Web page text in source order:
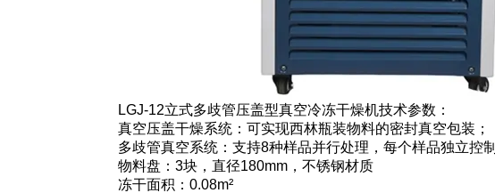
LGJ-12立式多歧管压盖型真空冷冻干燥机技术参数：
真空压盖干燥系统：可实现西林瓶装物料的密封真空包装；
多歧管真空系统：支持8种样品并行处理，每个样品独立控制
物料盘：3块，直径180mm，不锈钢材质
冻干面积：0.08m²